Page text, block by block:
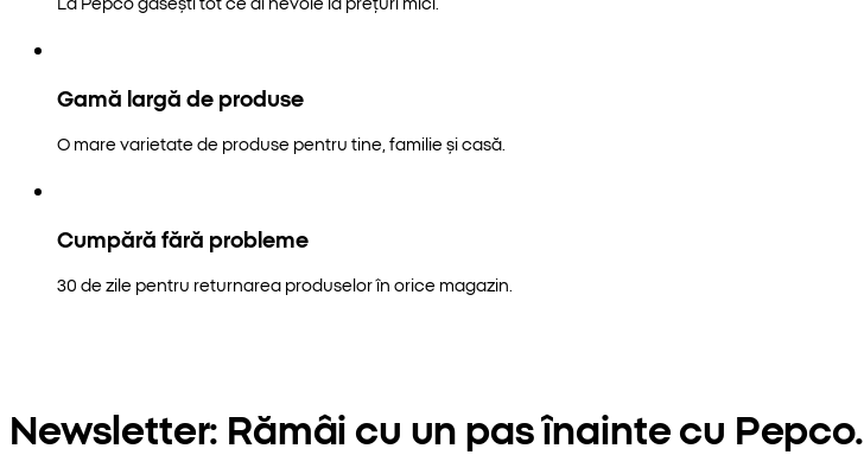
Gamă largă de produse
O mare varietate de produse pentru tine, familie și casă.
Cumpără fără probleme
30 de zile pentru returnarea produselor în orice magazin.
Newsletter: Rămâi cu un pas înainte cu Pepco.